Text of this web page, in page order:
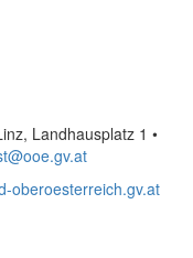
Landhausplatz 1 •
oberoesterreich.gv.at